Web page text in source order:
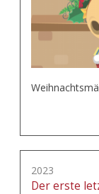
2023
Der erste